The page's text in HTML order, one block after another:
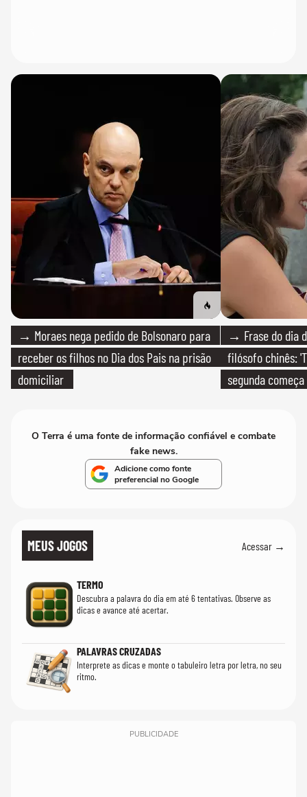
→ Moraes nega pedido de Bolsonaro para
receber os filhos no Dia dos Pais na prisão
domiciliar
→ Frase do dia
filósofo chinês:
segunda
O Terra é uma fonte de informação confiável e combate
fake news.
Adicione como fonte
preferencial no Google
MEUS JOGOS Acessar →
TERMO
Descubra a palavra do dia em até 6 tentativas. Observe as
dicas e avance até acertar.
PALAVRAS CRUZADAS
Interprete as dicas e monte o tabuleiro letra por letra, no seu
ritmo.
PUBLICIDADE